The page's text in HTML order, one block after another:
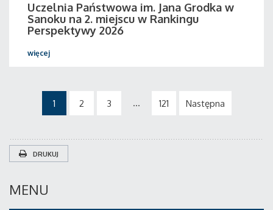
Uczelnia Państwowa im. Jana Grodka w
Sanoku na 2. miejscu w Rankingu
Perspektywy 2026
więcej
1 2 3 ... 121 Następna
DRUKUJ
MENU